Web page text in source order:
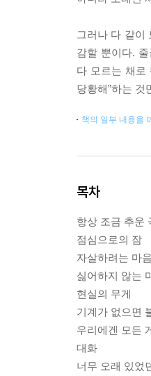
그러나 다 같이
감할 뿐이다.
다 모르는 채로
당황해”하는
책의 일부 내용을
목차
항상 조금 추운
점심으로의 잠
자살하려는 마음
싫어하지 않는
현실의 무게
기계가 없으면
우리에겐 모든
대화
너무 오래 있었